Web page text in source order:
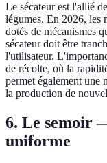
Le sécateur est l'allié
légumes. En 2026, les
dotés de mécanismes
sécateur doit être
l'utilisateur.
de récolte, où la
permet également une
la production de
6. Le semoir
uniforme